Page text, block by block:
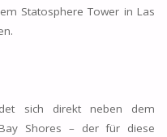
Statosphere Tower in Las
sich direkt neben dem
Shores – der für diese